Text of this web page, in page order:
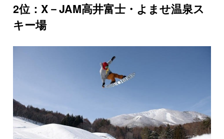
2位：X－JAM高井富士・よませ温泉ス
キー場